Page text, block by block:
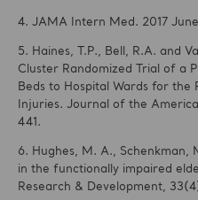
4. JAMA Intern Med. 2017
5. Haines, T.P., Bell, R.A. and
Cluster Randomized Trial of a
Beds to Hospital Wards for the
Injuries. Journal of the
441.
6. Hughes, M. A., Schenkman,
in the functionally impaired
Research & Development,